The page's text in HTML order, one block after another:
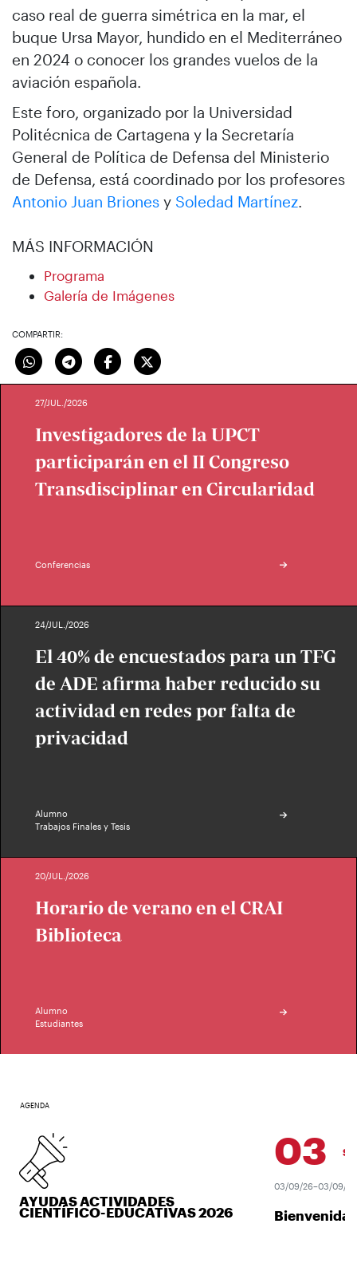
caso real de guerra simétrica en la mar, el
buque Ursa Mayor, hundido en el Mediterráneo
en 2024 o conocer los grandes vuelos de la
aviación española.
Este foro, organizado por la Universidad
Politécnica de Cartagena y la Secretaría
General de Política de Defensa del Ministerio
de Defensa, está coordinado por los profesores
Antonio Juan Briones y Soledad Martínez.
MÁS INFORMACIÓN
Programa
Galería de Imágenes
COMPARTIR:
27/JUL./2026
Investigadores de la UPCT
participarán en el II Congreso
Transdisciplinar en Circularidad
Conferencias
24/JUL./2026
El 40% de encuestados para un TFG
de ADE afirma haber reducido su
actividad en redes por falta de
privacidad
Alumno
Trabajos Finales y Tesis
20/JUL./2026
Horario de verano en el CRAI
Biblioteca
Alumno
Estudiantes
AGENDA
AYUDAS ACTIVIDADES
CIENTÍFICO-EDUCATIVAS 2026
03 SEP.
03/09/26–03/09/26
Bienvenida